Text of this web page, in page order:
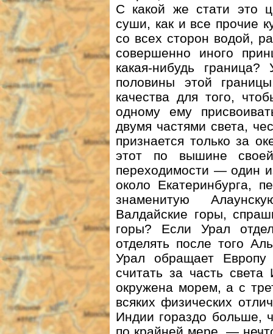
С какой же стати это
суши, как и все прочие
со всех сторон водой,
совершенно иного
какая-нибудь
половины этой
качества для того,
одному ему
двумя частями света,
признается только за
этот по вышине
переходимости — один
около Екатеринбурга,
знаменитую
Валдайские горы,
горы? Если Урал
отделять после того
Урал обращает
считать за часть
окружена морем, а с
всяких физических
Индии гораздо больше,